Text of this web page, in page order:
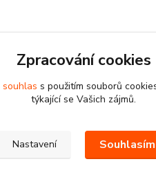
Zpracování cookies
souhlas s použitím souborů
týkající se Vašich zájmů.
Nastavení Souhlasím